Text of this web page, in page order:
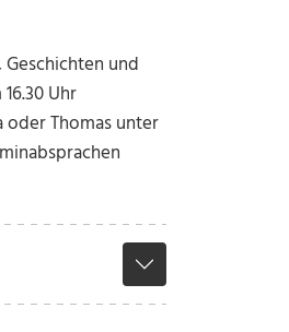
und
Uhr
oder Thomas unter